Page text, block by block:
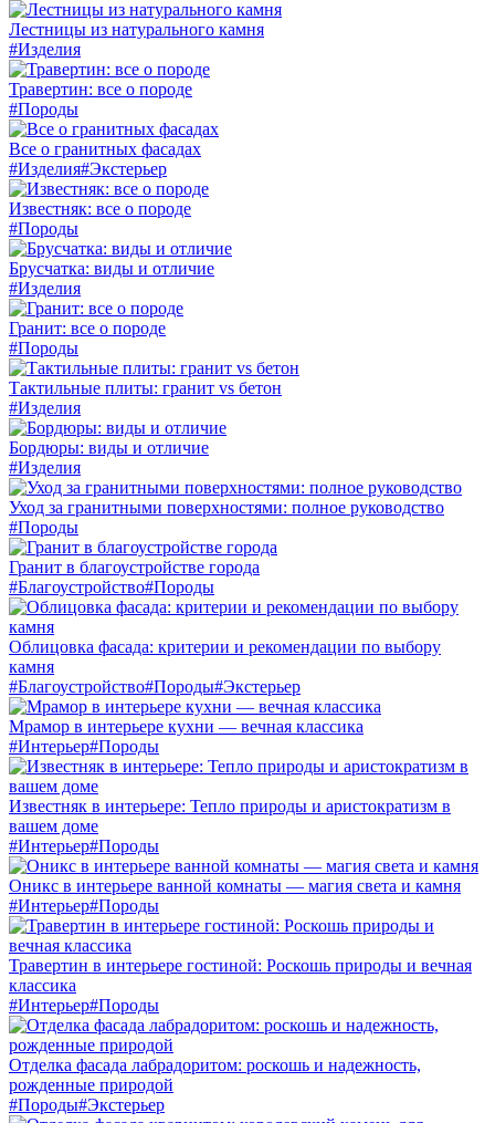
Лестницы из натурального камня
#Изделия
Травертин: все о породе
#Породы
Все о гранитных фасадах
#Изделия#Экстерьер
Известняк: все о породе
#Породы
Брусчатка: виды и отличие
#Изделия
Гранит: все о породе
#Породы
Тактильные плиты: гранит vs бетон
#Изделия
Бордюры: виды и отличие
#Изделия
Уход за гранитными поверхностями: полное руководство
#Породы
Гранит в благоустройстве города
#Благоустройство#Породы
Облицовка фасада: критерии и рекомендации по выбору
камня
#Благоустройство#Породы#Экстерьер
Мрамор в интерьере кухни — вечная классика
#Интерьер#Породы
Известняк в интерьере: Тепло природы и аристократизм в
вашем доме
#Интерьер#Породы
Оникс в интерьере ванной комнаты — магия света и камня
#Интерьер#Породы
Травертин в интерьере гостиной: Роскошь природы и вечная
классика
#Интерьер#Породы
Отделка фасада лабрадоритом: роскошь и надежность,
рожденные природой
#Породы#Экстерьер